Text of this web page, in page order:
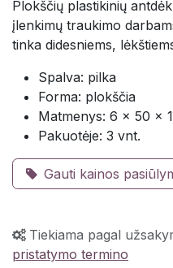
Plokščių plastikinių
įlenkimų traukimo
tinka didesniems,
Spalva: pilka
Forma: plokščia
Matmenys: 6 x 50 x
Pakuotėje: 3 vnt.
Gauti kainos
Tiekiama pagal
pristatymo termino